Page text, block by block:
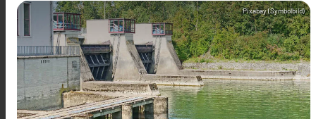
Pixabay (Symbolbild)